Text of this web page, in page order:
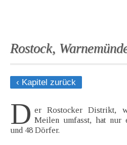
Rostock,
‹ Kapitel zurück
D er Rostocker Distrikt,
Meilen umfasst, hat nur
und 48 Dörfer.